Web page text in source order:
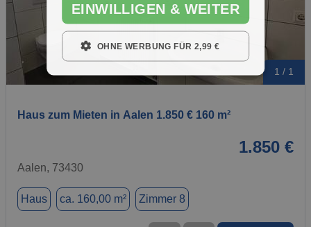
1 / 1
Haus zum Mieten in Aalen 1.850 € 160 m²
1.850 €
Aalen, 73430
Haus ca. 160,00 m² Zimmer 8
EINWILLIGEN & WEITER
OHNE WERBUNG FÜR 2,99 €